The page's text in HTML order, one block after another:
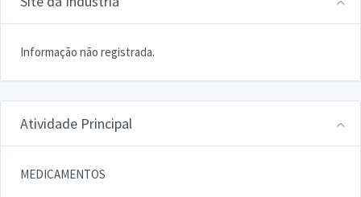
Informação não registrada.
Atividade Principal
MEDICAMENTOS